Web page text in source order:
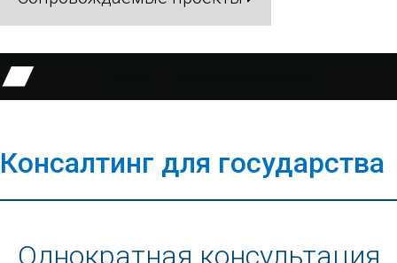
Консалтинг для государства
Однократная консультация